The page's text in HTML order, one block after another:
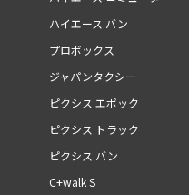
ハイエース バン
プロボックス
ジャパンタクシー
ピクシス エポック
ピクシス トラック
ピクシス バン
C+walk S